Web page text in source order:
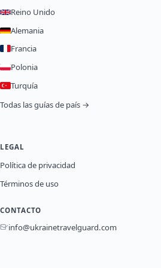
Reino Unido
Alemania
Francia
Polonia
Turquía
Todas las guías de país →
LEGAL
Política de privacidad
Términos de uso
CONTACTO
info@ukrainetravelguard.com